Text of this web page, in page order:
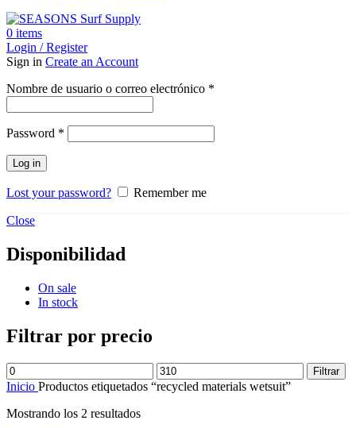
0 items
Login / Register
Sign in Create an Account
Nombre de usuario o correo electrónico *
Password *
Log in
Lost your password? Remember me
Close
Disponibilidad
On sale
In stock
Filtrar por precio
Precio
mínimo
Precio
máximo
Filtrar
Inicio Productos etiquetados “recycled materials wetsuit”
Mostrando los 2 resultadosOrdenado